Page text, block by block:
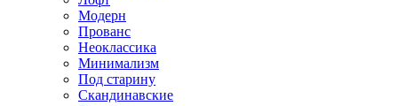
Модерн
Прованс
Неоклассика
Минимализм
Под старину
Скандинавские